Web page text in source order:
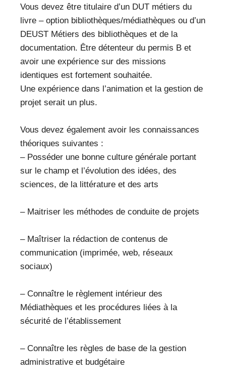
Vous devez être titulaire d’un DUT métiers du
livre – option bibliothèques/médiathèques ou d’un
DEUST Métiers des bibliothèques et de la
documentation. Être détenteur du permis B et
avoir une expérience sur des missions
identiques est fortement souhaitée.
Une expérience dans l’animation et la gestion de
projet serait un plus.
Vous devez également avoir les connaissances
théoriques suivantes :
– Posséder une bonne culture générale portant
sur le champ et l’évolution des idées, des
sciences, de la littérature et des arts
– Maitriser les méthodes de conduite de projets
– Maîtriser la rédaction de contenus de
communication (imprimée, web, réseaux
sociaux)
– Connaître le règlement intérieur des
Médiathèques et les procédures liées à la
sécurité de l’établissement
– Connaître les règles de base de la gestion
administrative et budgétaire